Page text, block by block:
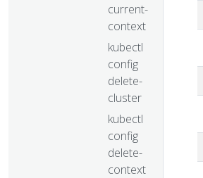
current-
context
kubectl
config
delete-
cluster
kubectl
config
delete-
context